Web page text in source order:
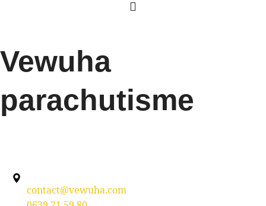
Vewuha
parachutisme
contact@vewuha.com